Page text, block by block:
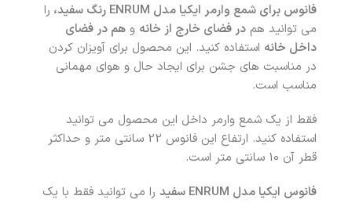
فانوس برای شمع وارمر ایکیا مدل ENRUM رنگ سفید،
را
می توانید هم در فضای خارج از خانه و هم در فضای
داخل خانه استفاده کنید. این محصول برای آویزان کردن
در مناسبت های جشن برای ایجاد حال و هوای مهمانی
مناسب است.
فقط از یک شمع وارمر داخل این محصول می توانید
استفاده کنید. ارتفاع این فانوس 22 سانتی متر و حداکثر
قطر آن 10 سانتی متر است.
فانوس ایکیا مدل
سفید را می توانید فقط با یک